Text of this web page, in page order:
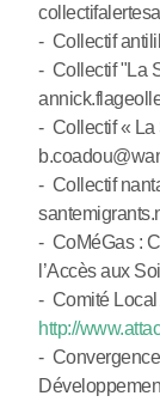
- Collectif
- Collectif "La
- Collectif « La
- Collectif
- CoMéGas :
l’Accès aux
- Comité Local
http://
-